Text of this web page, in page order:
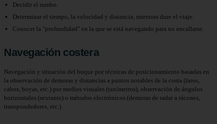
Decidir el rumbo.
Determinar el tiempo, la velocidad y distancia, mientras dure el viaje.
Conocer la "profundidad" en la que se está navegando para no encallarse.
Navegación costera
Navegación y situación del buque por técnicas de posicionamiento basadas en
la observación de demoras y distancias a puntos notables de la costa (faros,
cabos, boyas, etc.) por medios visuales (taxímetros), observación de ángulos
horizontales (sextante) o métodos electrónicos (demoras de radar a rácones,
transpondedores, etc.).